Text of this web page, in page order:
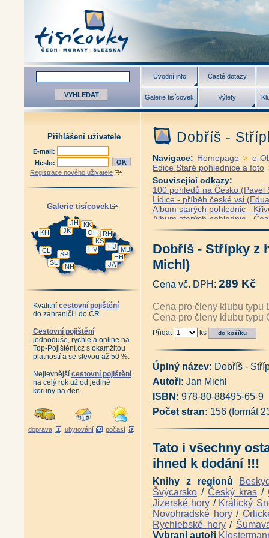
Úvodní info Časté dotazy
Galerie tisícovek Výlety
Přihlášení uživatele
E-mail:
Heslo:
Registrace nového uživatele
Galerie tisícovek
JA
HH
MB
HJ
HV
NH
KS
RH
ŠP
ŠU
OH
JK
KK
ČL
JH
KH
Kvalitní cestovní pojištění
do zahraničí i do ČR.
Cestovní pojištění
jednoduše, rychle a online na
Top-Pojištění.cz s okamžitou
platností a se slevou až 50 %.
Nejlevnější cestovní pojištění
na celý rok už od jediné
koruny na den.
doprava ubytování počasí
Dobříš -
Navigace: Homepage > e-
Edice Staré pohlednice a foto
Související odkazy:
100 pohledů na Česko (Pavel
Lidice - příběh české vsi
Album starých pohlednic -
Album starých pohlednic -
Album starých pohlednic -
Album starých pohlednic
Album starých pohlednic
Album starých pohlednic
Album starých pohlednic
Antikvariát - Album starých
Album starých pohlednic -
Album starých pohlednic -
Antikvariát - Šumpersko,
Album starých pohlednic -
Album starých pohlednic -
Album starých pohlednic -
Album starých pohlednic -
Album starých pohlednic -
Album starých pohlednic -
Adršpašsko-
Antikvariát - Karlovy Vary a
Posázavský Pacifik z Prahy
Posázavský Pacifik Světlá -
Železniční trať Praha -
Železniční tratě Ústecko-
teplické dráhy na starých
Ústeckým krajem vlakem i
Železniční trať z Pardubic do
Železniční tratě z Jihlavy do
Železniční trať Jihlava -
Železniční trať Německý Brod
Dobříš - Střípky z
Michl)
Cena vč. DPH: 289 Kč
Cena pro členy klubu typu
Cena pro členy klubu typu
Přidat ks
Úplný název: Dobříš -
Autoři: Jan Michl
ISBN: 978-80-88495-65-9
Počet stran: 156 (formát
Tato i všechny
ihned k dodání !!!
Knihy z regionů
Švýcarsko / Český kras /
Jizerské hory / Králický
Novohradské hory/
Rychlebské hory/
Vybraní autoři